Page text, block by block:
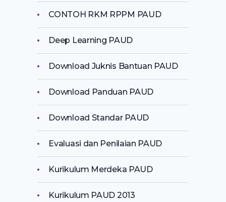
CONTOH RKM RPPM PAUD
Deep Learning PAUD
Download Juknis Bantuan PAUD
Download Panduan PAUD
Download Standar PAUD
Evaluasi dan Penilaian PAUD
Kurikulum Merdeka PAUD
Kurikulum PAUD 2013